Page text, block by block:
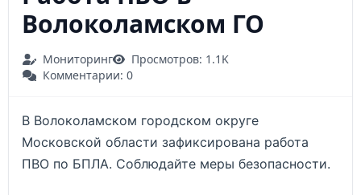
Волоколамском ГО
Мониторинг
Просмотров: 1.1K
Комментарии: 0
В Волоколамском городском округе
Московской области зафиксирована работа
ПВО по БПЛА. Соблюдайте меры безопасности.